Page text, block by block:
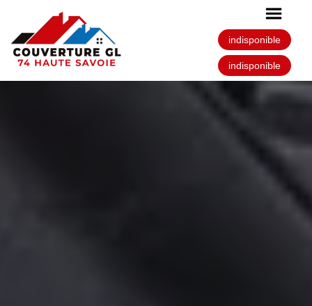
indisponible
indisponible